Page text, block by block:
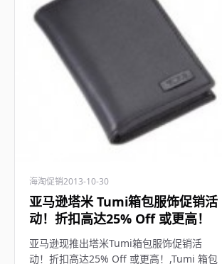
海淘促销2013-10-30
亚马逊塔米 Tumi箱包服饰促销活
动！折扣高达25% Off 或更高！
亚马逊现推出塔米Tumi箱包服饰促销活
动！折扣高达25% Off 或更高！,Tumi 箱包